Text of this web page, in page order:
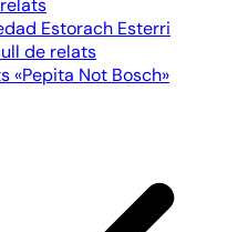
Estorach Esterri
de relats
«Pepita Not Bosch»